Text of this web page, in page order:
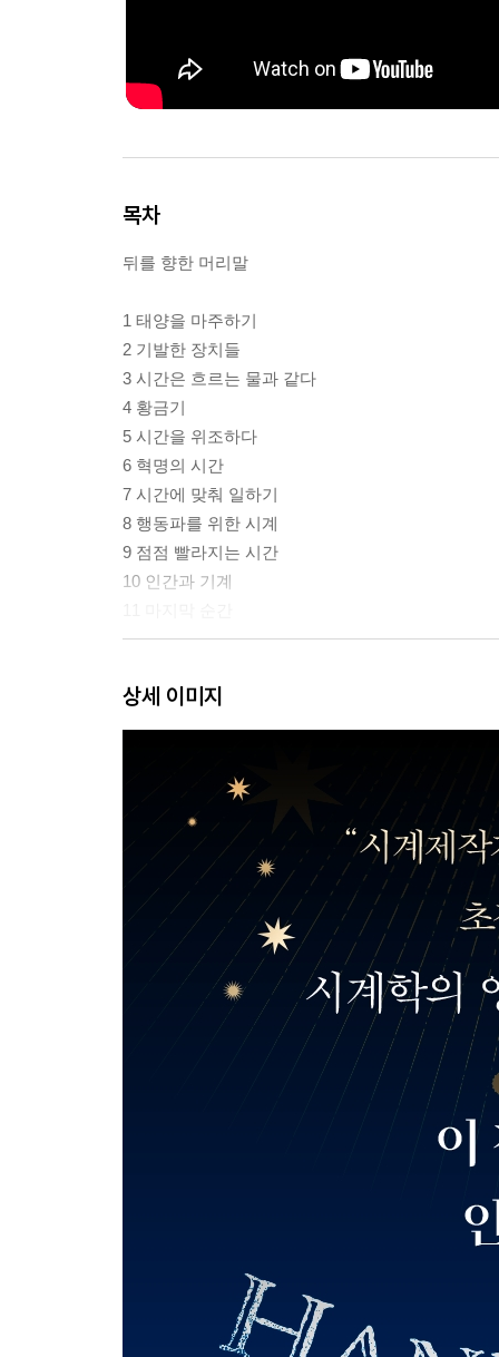
목차
뒤를 향한 머리말
1 태양을 마주하기
2 기발한 장치들
3 시간은 흐르는 물과 같다
4 황금기
5 시간을 위조하다
6 혁명의 시간
7 시간에 맞춰 일하기
8 행동파를 위한 시계
9 점점 빨라지는 시간
10 인간과 기계
용어 정리
찾아보기
상세 이미지